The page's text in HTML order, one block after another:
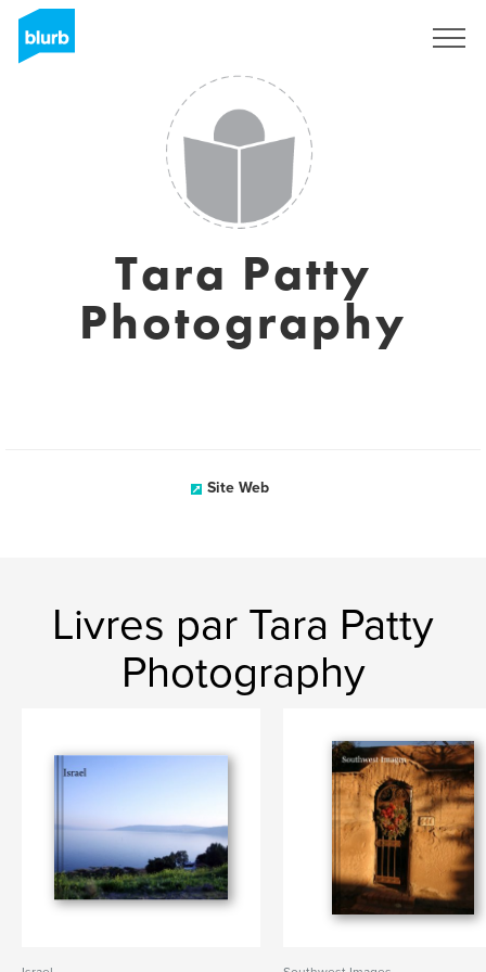
Tara Patty
Photography
Site Web
Livres par Tara Patty
Photography